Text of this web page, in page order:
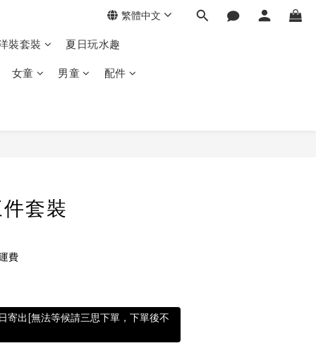
裝套裝 夏日玩水趣
女童 男童 配件
繁體中文
套裝
費
寄出[無法等候請三思下單，下單後不